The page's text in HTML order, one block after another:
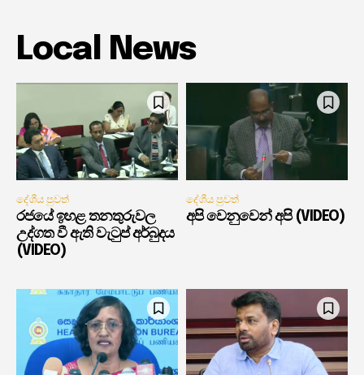
Local News
දේශීය පුවත්
රජයේ ඉහළ තනතුරුවල
උද්ගත වී ඇති වැටුප් අර්බුදය
(VIDEO)
දේශීය පුවත්
අපි වෙනුවෙන් අපි (VIDEO)